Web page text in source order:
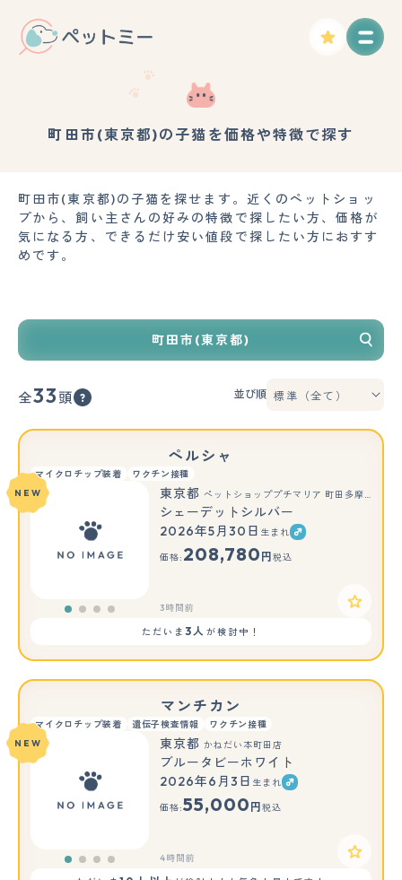
町田市(東京都)の子猫を価格や特徴で探す
町田市(東京都)の子猫を探せます。近くのペットショッ
プから、飼い主さんの好みの特徴で探したい方、価格が
気になる方、できるだけ安い値段で探したい方におすす
めです。
町田市(東京都)
全33 頭 並び順
ペルシャ
マイクロチップ装着
ワクチン接種
NEW
東京都 ペットショッププチマリア 町田多摩境店
シェーデットシルバー
2026年5月30日 生まれ
価格: 208,780 円 税込
3時間前
ただいま3人 が検討中！
マンチカン
マイクロチップ装着 遺伝子検査情報
ワクチン接種
NEW
東京都 かねだい本町田店
ブルータビーホワイト
2026年6月3日 生まれ
価格:55,000 円 税込
4時間前